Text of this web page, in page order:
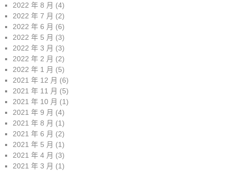
2022 年 8 月 (4)
2022 年 7 月 (2)
2022 年 6 月 (6)
2022 年 5 月 (3)
2022 年 3 月 (3)
2022 年 2 月 (2)
2022 年 1 月 (5)
2021 年 12 月 (6)
2021 年 11 月 (5)
2021 年 10 月 (1)
2021 年 9 月 (4)
2021 年 8 月 (1)
2021 年 6 月 (2)
2021 年 5 月 (1)
2021 年 4 月 (3)
2021 年 3 月 (1)